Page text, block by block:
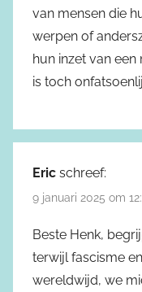
van mensen die
werpen of
hun inzet van
is toch
Eric schreef:
9 januari 2025 om
Beste Henk,
terwijl fascisme
wereldwijd, we